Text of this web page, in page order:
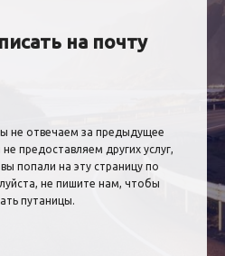
на почту
не отвечаем за предыдущее
предоставляем других услуг,
попали на эту страницу по
не пишите нам, чтобы
путаницы.